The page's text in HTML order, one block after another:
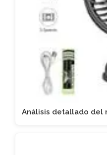
Análisis detallado del